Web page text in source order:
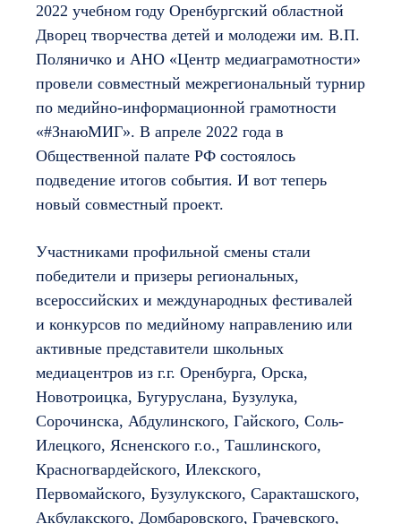
2022 учебном году Оренбургский областной
Дворец творчества детей и молодежи им. В.П.
Поляничко и АНО «Центр медиаграмотности»
провели совместный межрегиональный турнир
по медийно-информационной грамотности
«#ЗнаюМИГ». В апреле 2022 года в
Общественной палате РФ состоялось
подведение итогов события. И вот теперь
новый совместный проект.
Участниками профильной смены стали
победители и призеры региональных,
всероссийских и международных фестивалей
и конкурсов по медийному направлению или
активные представители школьных
медиацентров из г.г. Оренбурга, Орска,
Новотроицка, Бугуруслана, Бузулука,
Сорочинска, Абдулинского, Гайского, Соль-
Илецкого, Ясненского г.о., Ташлинского,
Красногвардейского, Илекского,
Первомайского, Бузулукского, Саракташского,
Акбулакского, Домбаровского, Грачевского,